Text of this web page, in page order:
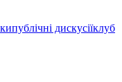
публічні дискусіїклуб